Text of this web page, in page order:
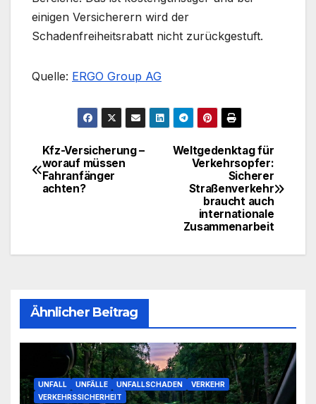
einigen Versicherern wird der
Schadenfreiheitsrabatt nicht zurückgestuft.
Quelle: ERGO Group AG
Beitragsnavigation
Weltgedenktag für
Verkehrsopfer:
Sicherer
Straßenverkehr
braucht auch
internationale
Zusammenarbeit
Kfz-Versicherung –
worauf müssen
Fahranfänger
achten?
Ähnlicher Beitrag
UNFALL UNFÄLLE UNFALLSCHADEN
VERKEHR
VERKEHRSSICHERHEIT